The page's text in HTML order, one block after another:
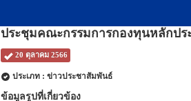
ประชุมคณะกรรมการกองทุนหลักปร
20 ตุลาคม 2566
ประเภท : ข่าวประชาสัมพันธ์
ข้อมูลรูปที่เกี่ยวข้อง